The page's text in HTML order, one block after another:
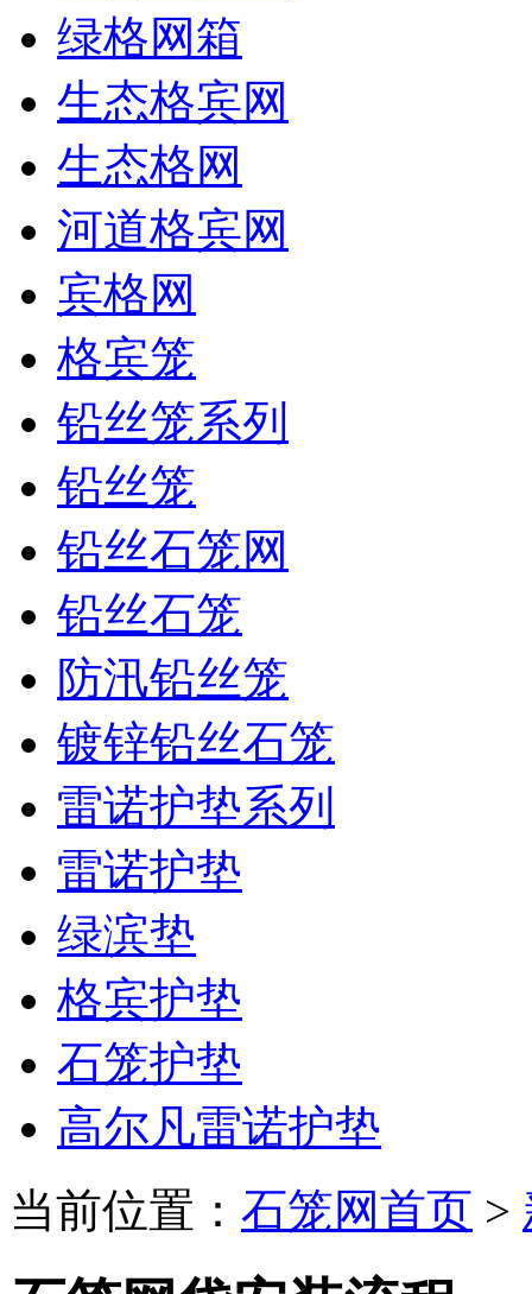
绿格网箱
生态格宾网
生态格网
河道格宾网
宾格网
格宾笼
铅丝笼系列
铅丝笼
铅丝石笼网
铅丝石笼
防汛铅丝笼
镀锌铅丝石笼
雷诺护垫系列
雷诺护垫
绿滨垫
格宾护垫
石笼护垫
高尔凡雷诺护垫
当前位置： 石笼网首页 >